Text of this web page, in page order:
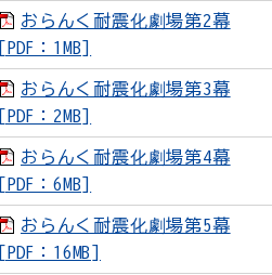
おらんく耐震化劇場第2幕
[PDF：1MB]
おらんく耐震化劇場第3幕
[PDF：2MB]
おらんく耐震化劇場第4幕
[PDF：6MB]
おらんく耐震化劇場第5幕
[PDF：16MB]